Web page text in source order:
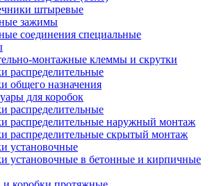
штыревые
зажимы
соединения специальные
монтажные клеммы и скрутки
распределительные
общего назначения
для коробок
распределительные
распределительные наружный монтаж
распределительные скрытый монтаж
установочные
установочные в бетонные и кирпичные